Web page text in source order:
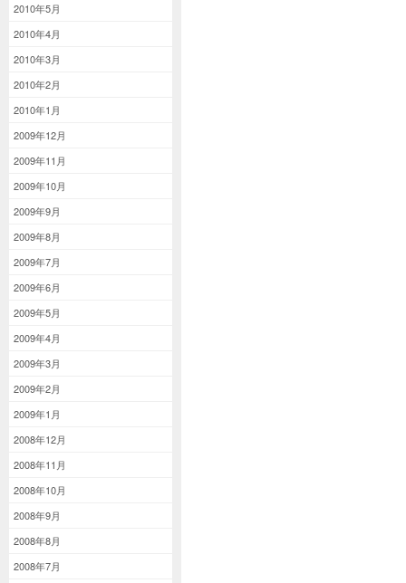
2010年5月
2010年4月
2010年3月
2010年2月
2010年1月
2009年12月
2009年11月
2009年10月
2009年9月
2009年8月
2009年7月
2009年6月
2009年5月
2009年4月
2009年3月
2009年2月
2009年1月
2008年12月
2008年11月
2008年10月
2008年9月
2008年8月
2008年7月